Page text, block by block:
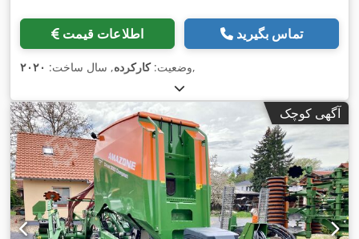
اطلاعات قیمت تماس بگیرید
وضعیت:کارکرده, سال ساخت: ۲۰۲۰ ,
آگهی کوچک